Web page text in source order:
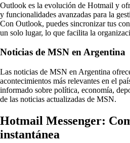
Outlook es la evolución de Hotmail y
y funcionalidades avanzadas para la
Con Outlook, puedes sincronizar tus
un solo lugar, lo que facilita la
Noticias de MSN en Argentina
Las noticias de MSN en Argentina
acontecimientos más relevantes en el
informado sobre política, economía,
de las noticias actualizadas de MSN.
Hotmail Messenger:
instantánea